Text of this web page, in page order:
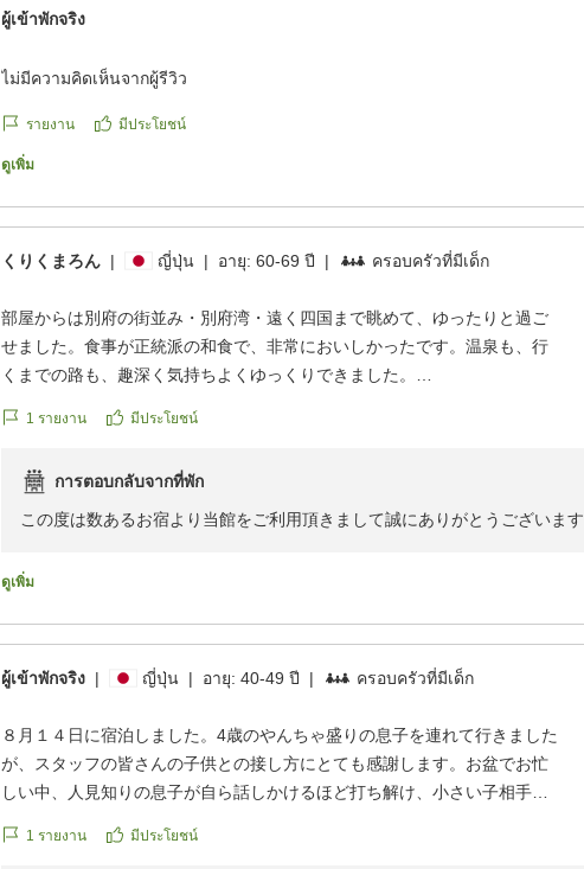
ผู้เข้าพักจริง
ไม่มีความคิดเห็นจากผู้รีวิว
รายงาน มีประโยชน์
ดูเพิ่ม
くりくまろん | ญี่ปุ่น | อายุ:60-69 ปี | ครอบครัวที่มีเด็ก
部屋からは別府の街並み・別府湾・遠く四国まで眺めて、ゆったりと過ご
せました。食事が正統派の和食で、非常においしかったです。温泉も、行
くまでの路も、趣深く気持ちよくゆっくりできました。
1 รายงาน มีประโยชน์
การตอบกลับจากที่พัก
この度は数あるお宿より当館をご利用頂きまして誠にありがとうございます
当館貸切にてお楽しみいただけたご様子に
朝夕の寒暖差もある時期となりましたので
お祈り申し上げます
この度ご一緒できました ご縁に感謝申し上げます
べっぷ昭和園
ดูเพิ่ม
ผู้เข้าพักจริง | ญี่ปุ่น | อายุ:40-49 ปี | ครอบครัวที่มีเด็ก
８月１４日に宿泊しました。4歳のやんちゃ盛りの息子を連れて行きました
が、スタッフの皆さんの子供との接し方にとても感謝します。お盆でお忙
しい中、人見知りの息子が自ら話しかけるほど打ち解け、小さい子相手に
おかげさまで、お風呂、お食事、お部屋すべて満足。コロナのせいで3年以
1 รายงาน มีประโยชน์